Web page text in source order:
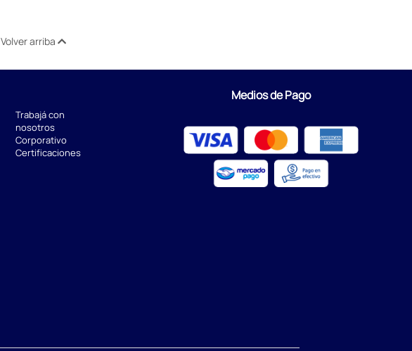
Volver arriba
Trabajá con
nosotros
Corporativo
Certificaciones
Medios de Pago